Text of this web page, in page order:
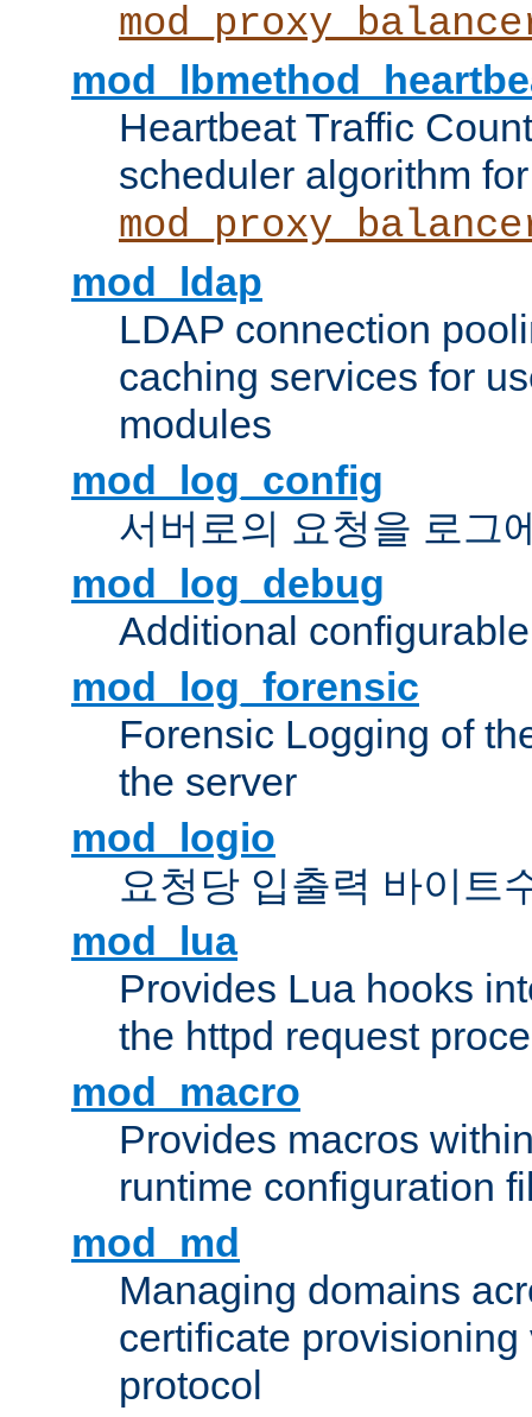
Heartbeat Traffic
scheduler algorithm for
mod_ldap
LDAP connection
caching services for
modules
mod_log_config
서버로의 요청을 로그
mod_log_debug
Additional
mod_log_forensic
Forensic Logging of
the server
mod_logio
요청당 입출력 바이트
mod_lua
Provides Lua hooks
the httpd request
mod_macro
Provides macros
runtime configuration
mod_md
Managing domains
certificate provisioning
protocol